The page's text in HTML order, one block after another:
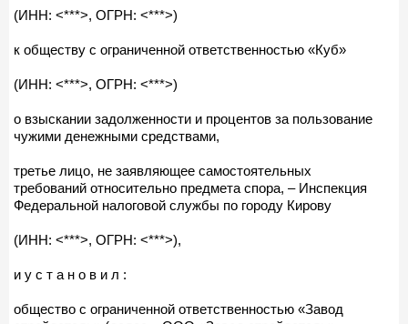
(ИНН: <***>, ОГРН: <***>)
к обществу с ограниченной ответственностью «Куб»
(ИНН: <***>, ОГРН: <***>)
о взыскании задолженности и процентов за пользование
чужими денежными средствами,
третье лицо, не заявляющее самостоятельных
требований относительно предмета спора, – Инспекция
Федеральной налоговой службы по городу Кирову
(ИНН: <***>, ОГРН: <***>),
и у с т а н о в и л :
общество с ограниченной ответственностью «Завод